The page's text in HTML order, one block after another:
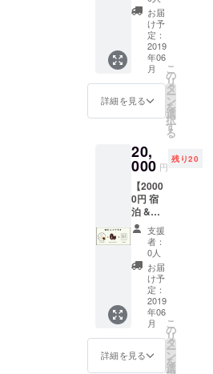
コー
ヒー
（100g
BONDS
HOUSE
オリジ
ナルT
※ご希望
サイ
ズ・ 色
を備考
欄に記
載して
いただ
きます
ようお
願いい
たしま
ト】 ●
ベー
シック
セット
・お礼
の感謝
状 ・オ
リジナ
ル和紙
ステッ
オリジ
ナルロ
ゴせん
べい(3
枚)
●BOND
S
HOUSE
一泊分
宿泊
（〜4人
まで）
※有効期
限は返
礼品到
着日よ
り半年
お届
け予
定：
2019
年06
月
詳細を見る
こ
の
リ
タ
ー
ン
を
選
択
す
る
20,
000 円
残り20
【2000
0円 宿
泊 &
コー
ヒー
セッ
ト】
● ベー
シック
セット
・お礼
の感謝
状 ・オ
リジナ
ル和紙
支援
者：
0人
お届
け予
定：
2019
年06
月
詳細を見る
こ
の
リ
タ
ー
ン
を
選